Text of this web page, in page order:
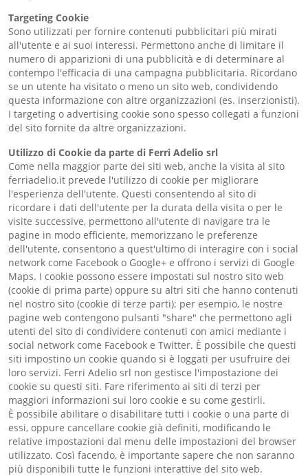
Targeting Cookie
Sono utilizzati per fornire contenuti pubblicitari più mirati
all'utente e ai suoi interessi. Permettono anche di limitare il
numero di apparizioni di una pubblicità e di determinare al
contempo l'efficacia di una campagna pubblicitaria. Ricordano
se un utente ha visitato o meno un sito web, condividendo
questa informazione con altre organizzazioni (es. inserzionisti).
I targeting o advertising cookie sono spesso collegati a funzioni
del sito fornite da altre organizzazioni.
Utilizzo di Cookie da parte di Ferri Adelio srl
Come nella maggior parte dei siti web, anche la visita al sito
ferriadelio.it prevede l'utilizzo di cookie per migliorare
l'esperienza dell'utente. Questi consentendo al sito di
ricordare i dati dell'utente per la durata della visita o per le
visite successive, permettono all'utente di navigare tra le
pagine in modo efficiente, memorizzano le preferenze
dell'utente, consentono a quest'ultimo di interagire con i social
network come Facebook o Google+ e offrono i servizi di Google
Maps. I cookie possono essere impostati sul nostro sito web
(cookie di prima parte) oppure su altri siti che hanno contenuti
nel nostro sito (cookie di terze parti); per esempio, le nostre
pagine web contengono pulsanti "share" che permettono agli
utenti del sito di condividere contenuti con amici mediante i
social network come Facebook e Twitter. È possibile che questi
siti impostino un cookie quando si è loggati per usufruire dei
loro servizi. Ferri Adelio srl non gestisce l'impostazione dei
cookie su questi siti. Fare riferimento ai siti di terzi per
maggiori informazioni sui loro cookie e su come gestirli.
È possibile abilitare o disabilitare tutti i cookie o una parte di
essi, oppure cancellare cookie già definiti, modificando le
relative impostazioni dal menu delle impostazioni del browser
utilizzato. Così facendo, è importante sapere che non saranno
più disponibili tutte le funzioni interattive del sito web.